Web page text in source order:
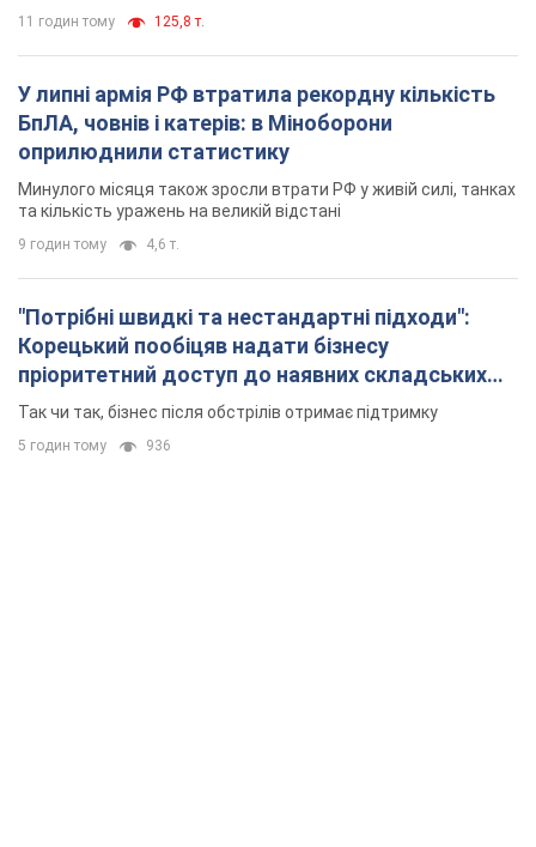
11 годин тому 125,8 т.
У липні армія РФ втратила рекордну кількість
БпЛА, човнів і катерів: в Міноборони
оприлюднили статистику
Минулого місяця також зросли втрати РФ у живій силі, танках
та кількість уражень на великій відстані
9 годин тому 4,6 т.
"Потрібні швидкі та нестандартні підходи":
Корецький пообіцяв надати бізнесу
пріоритетний доступ до наявних складських
приміщень
Так чи так, бізнес після обстрілів отримає підтримку
5 годин тому 936